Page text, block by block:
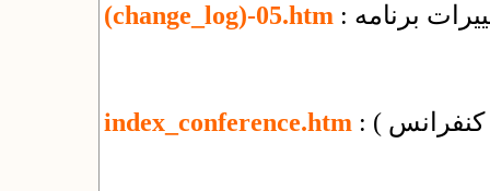
(change_log)-05.htm برنامه
index_conference.htm کنفرانس )